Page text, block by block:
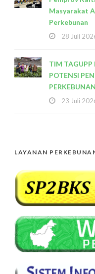
Masyarakat
Perkebunan
28 Juli
TIM TAGUPP
POTENSI
23 Juli
LAYANAN